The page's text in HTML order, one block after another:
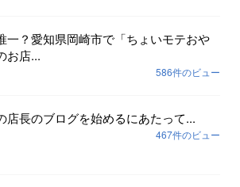
一？愛知県岡崎市で「ちょいモテおや
お店...
586件のビュー
店長のブログを始めるにあたって...
467件のビュー